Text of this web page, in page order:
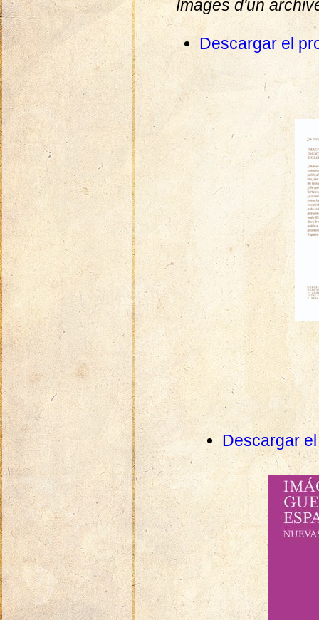
Images d'un
Descargar el
Descargar